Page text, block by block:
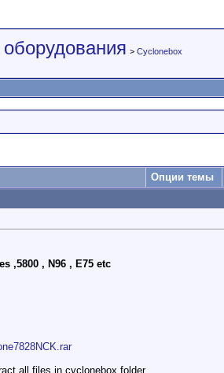
> Cyclonebox
Опции темы
,5800 , N96 , E75 etc
all files in cyclonebox folder